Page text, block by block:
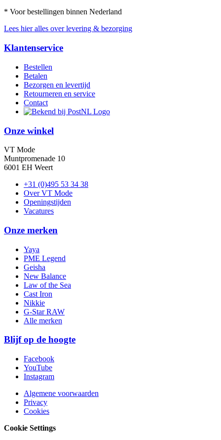
* Voor bestellingen binnen Nederland
Lees hier alles over levering & bezorging
Klantenservice
Bestellen
Betalen
Bezorgen en levertijd
Retourneren en service
Contact
Onze winkel
VT Mode
Muntpromenade 10
6001 EH Weert
+31 (0)495 53 34 38
Over VT Mode
Openingstijden
Vacatures
Onze merken
Yaya
PME Legend
Geisha
New Balance
Law of the Sea
Cast Iron
Nikkie
G-Star RAW
Alle merken
Blijf op de hoogte
Facebook
YouTube
Instagram
Algemene voorwaarden
Privacy
Cookies
Cookie Settings